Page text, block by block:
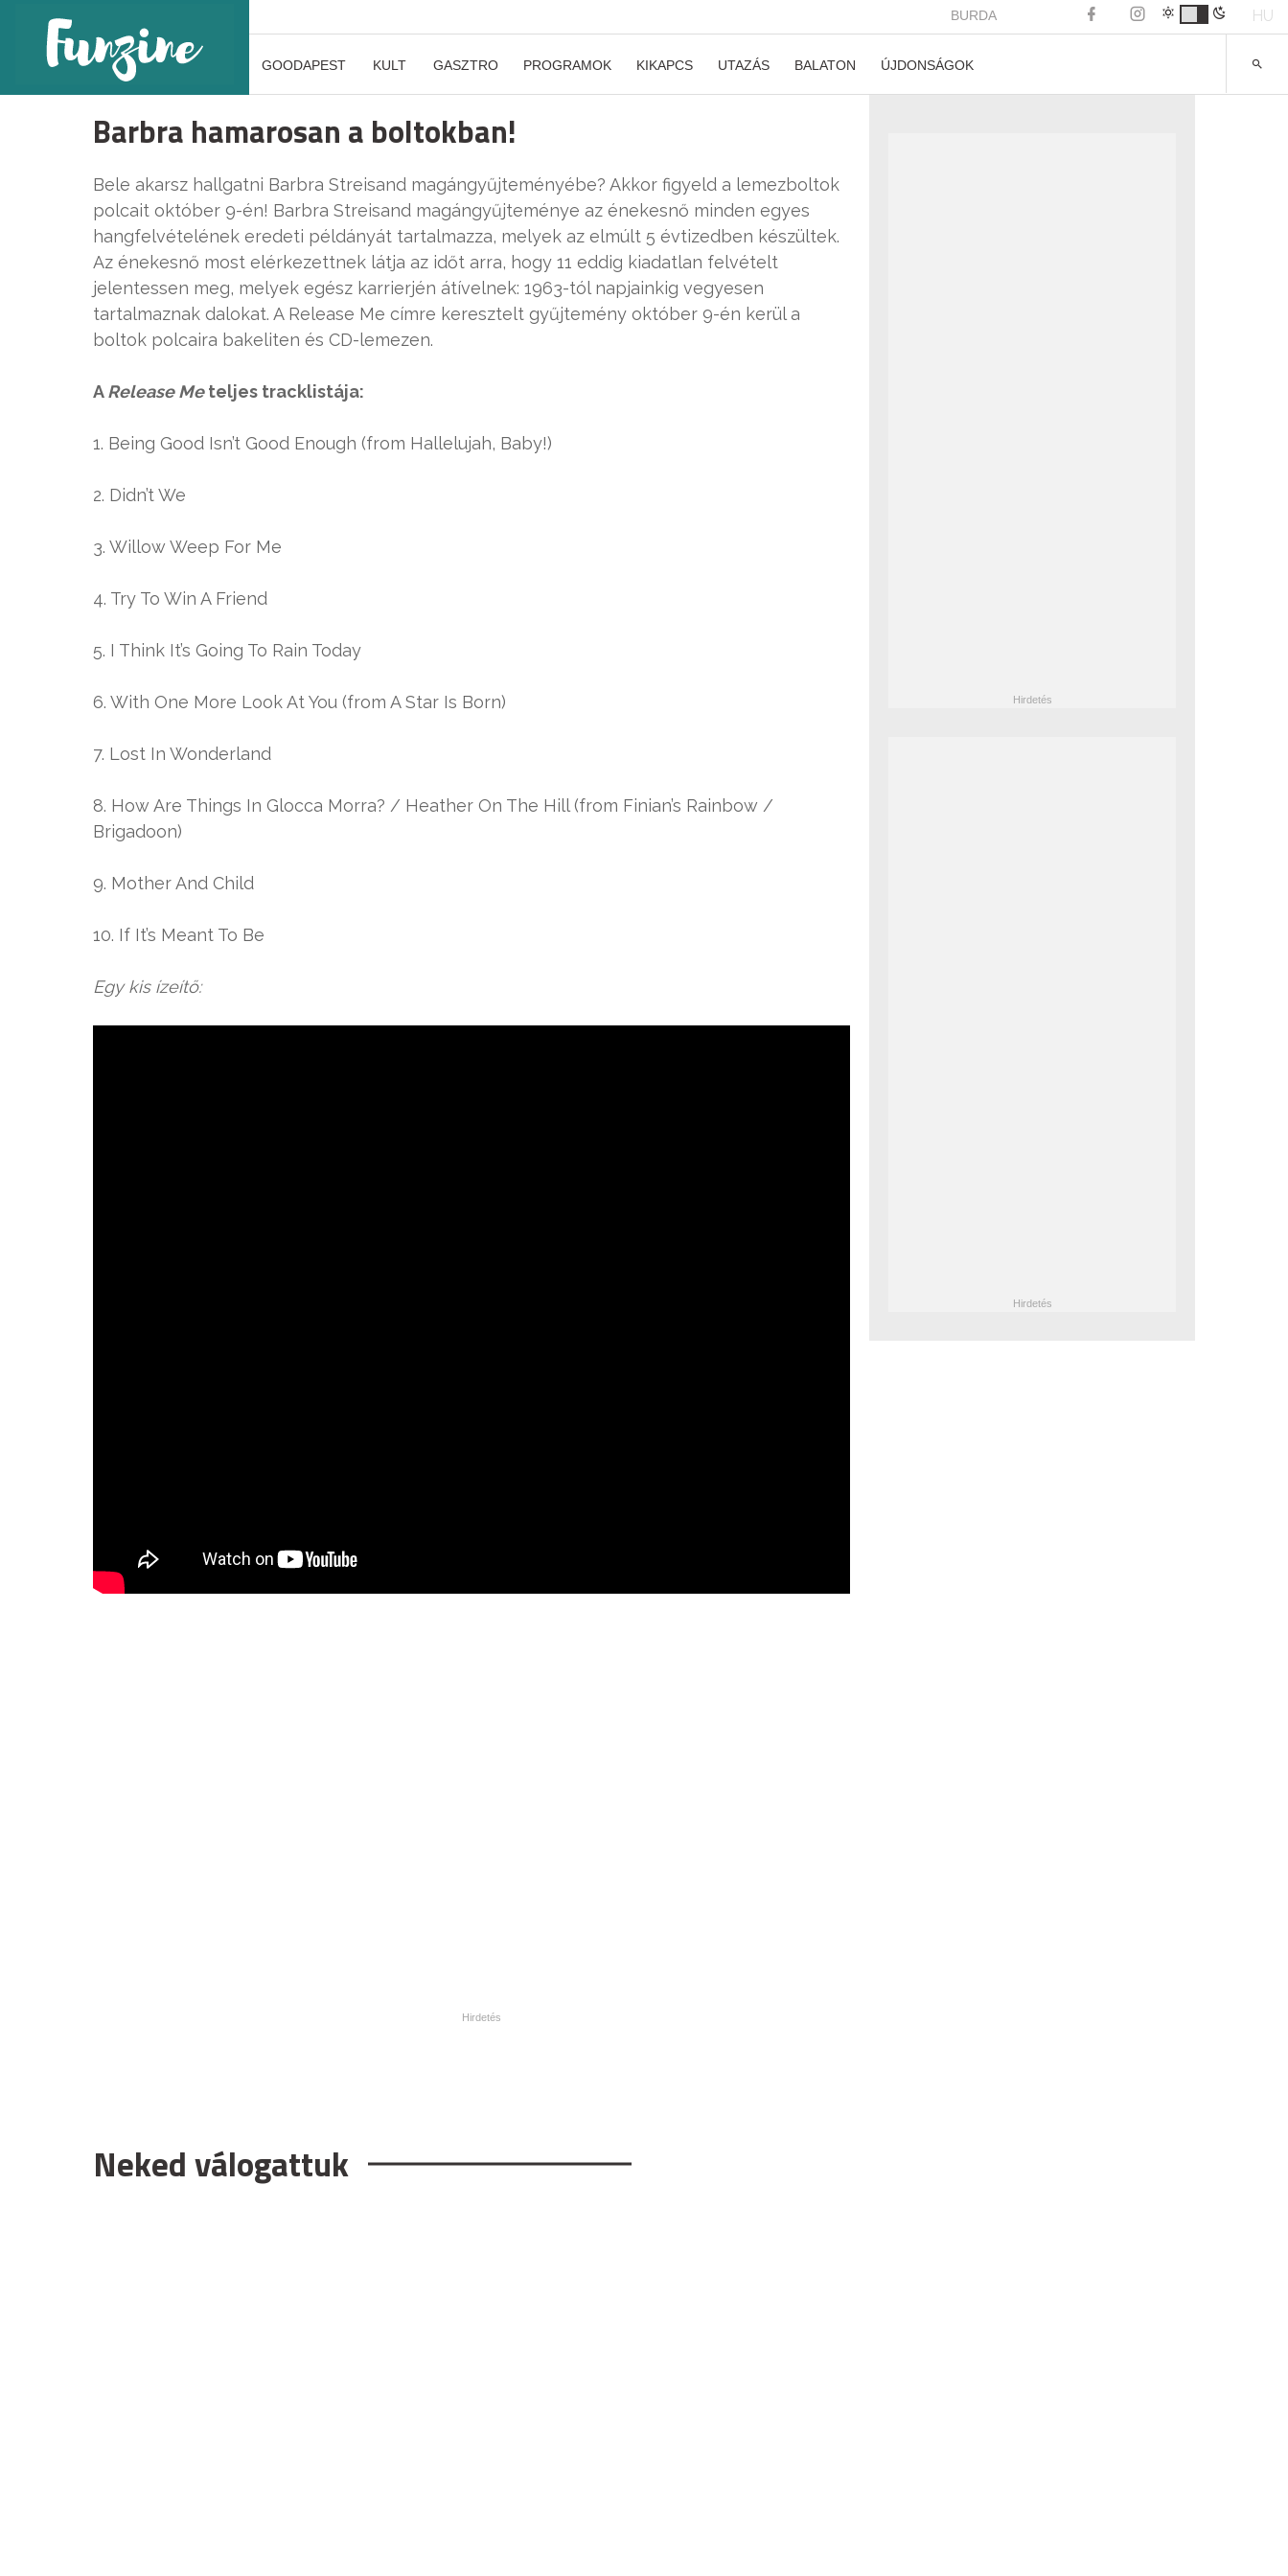
BURDA HU
GOODAPEST KULT GASZTRO PROGRAMOK KIKAPCS UTAZÁS BALATON ÚJDONSÁGOK
Barbra hamarosan a boltokban!
Bele akarsz hallgatni Barbra Streisand magángyűjteményébe? Akkor figyeld a lemezboltok
polcait október 9-én! Barbra Streisand magángyűjteménye az énekesnő minden egyes
hangfelvételének eredeti példányát tartalmazza, melyek az elmúlt 5 évtizedben készültek.
Az énekesnő most elérkezettnek látja az időt arra, hogy 11 eddig kiadatlan felvételt
jelentessen meg, melyek egész karrierjén átívelnek: 1963-tól napjainkig vegyesen
tartalmaznak dalokat. A Release Me címre keresztelt gyűjtemény október 9-én kerül a
boltok polcaira bakeliten és CD-lemezen.
ARelease Meteljes tracklistája:
1. Being Good Isn’t Good Enough (from Hallelujah, Baby!)
2. Didn’t We
3. Willow Weep For Me
4. Try To Win A Friend
5. I Think It’s Going To Rain Today
6. With One More Look At You (from A Star Is Born)
7. Lost In Wonderland
8. How Are Things In Glocca Morra? / Heather On The Hill (from Finian’s Rainbow /
Brigadoon)
9. Mother And Child
10. If It’s Meant To Be
Egy kis ízeítő:
Neked válogattuk